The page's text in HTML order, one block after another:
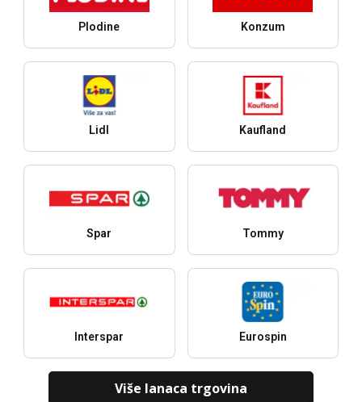
Plodine Konzum
Lidl Kaufland
Spar Tommy
Interspar Eurospin
Više lanaca trgovina